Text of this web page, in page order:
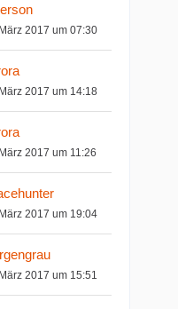
2017 um 07:30
2017 um 14:18
2017 um 11:26
2017 um 19:04
2017 um 15:51